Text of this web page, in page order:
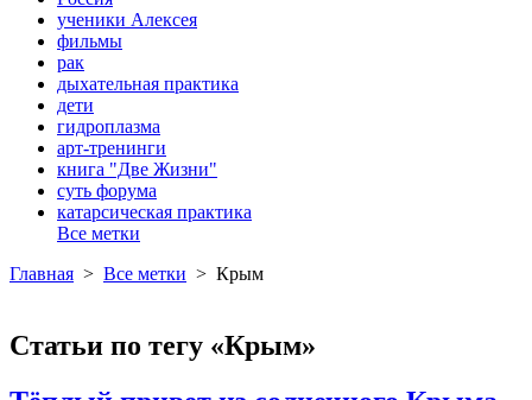
ученики Алексея
фильмы
рак
дыхательная практика
дети
гидроплазма
арт-тренинги
книга "Две Жизни"
суть форума
катарсическая практика
Все метки
Главная > Все метки > Крым
Статьи по тегу «Крым»